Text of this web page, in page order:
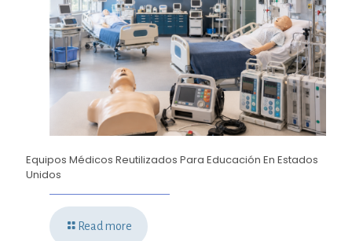
Equipos Médicos Reutilizados Para Educación En Estados
Unidos
Read more